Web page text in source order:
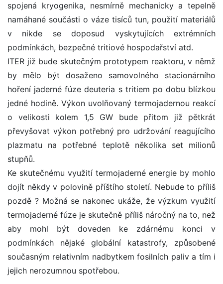
spojená kryogenika, nesmírně mechanicky a tepelně
namáhané součásti o váze tisíců tun, použití materiálů
v nikde se doposud vyskytujících extrémních
podmínkách, bezpečné tritiové hospodařství atd.
ITER již bude skutečným prototypem reaktoru, v němž
by mělo být dosaženo samovolného stacionárního
hoření jaderné fúze deuteria s tritiem po dobu blízkou
jedné hodině. Výkon uvolňovaný termojadernou reakcí
o velikosti kolem 1,5 GW bude přitom již pětkrát
převyšovat výkon potřebný pro udržování reagujícího
plazmatu na potřebné teplotě několika set milionů
stupňů.
Ke skutečnému využití termojaderné energie by mohlo
dojít někdy v polovině příštího století. Nebude to příliš
pozdě ? Možná se nakonec ukáže, že výzkum využití
termojaderné fúze je skutečně příliš náročný na to, než
aby mohl být doveden ke zdárnému konci v
podmínkách nějaké globální katastrofy, způsobené
současným relativním nadbytkem fosilních paliv a tím i
jejich nerozumnou spotřebou.